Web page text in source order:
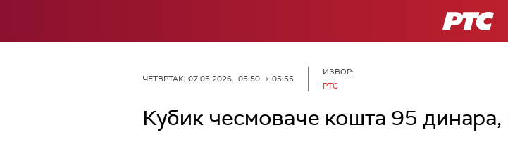
РТС
ЧЕТВРТАК, 07.05.2026, 05:50 -> 05:55
ИЗВОР:
РТС
Кубик чесмоваче кошта 95 динара,